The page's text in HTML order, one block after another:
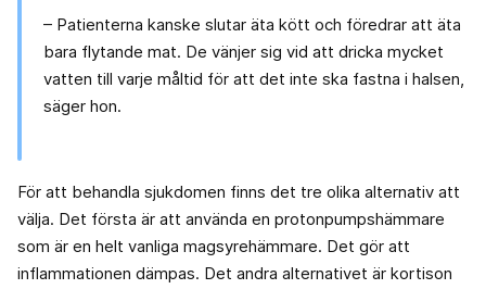
– Patienterna kanske slutar äta kött och föredrar att äta
bara flytande mat. De vänjer sig vid att dricka mycket
vatten till varje måltid för att det inte ska fastna i halsen,
säger hon.
För att behandla sjukdomen finns det tre olika alternativ att
välja. Det första är att använda en protonpumpshämmare
som är en helt vanliga magsyrehämmare. Det gör att
inflammationen dämpas. Det andra alternativet är kortison